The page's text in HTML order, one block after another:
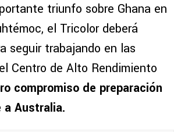
triunfo sobre Ghana en
el Tricolor deberá
seguir trabajando en las
Centro de Alto Rendimiento
compromiso de preparación
Australia.